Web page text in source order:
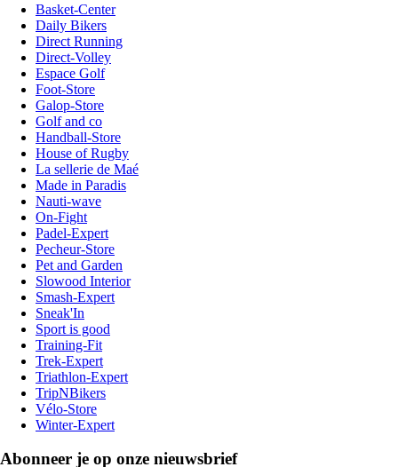
Basket-Center
Daily Bikers
Direct Running
Direct-Volley
Espace Golf
Foot-Store
Galop-Store
Golf and co
Handball-Store
House of Rugby
La sellerie de Maé
Made in Paradis
Nauti-wave
On-Fight
Padel-Expert
Pecheur-Store
Pet and Garden
Slowood Interior
Smash-Expert
Sneak'In
Sport is good
Training-Fit
Trek-Expert
Triathlon-Expert
TripNBikers
Vélo-Store
Winter-Expert
Abonneer je op onze nieuwsbrief